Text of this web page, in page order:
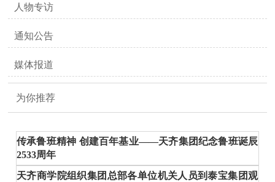
人物专访
通知公告
媒体报道
为你推荐
传承鲁班精神 创建百年基业——天齐集团纪念鲁班诞辰
2533周年
天齐商学院组织集团总部各单位机关人员到泰宝集团观